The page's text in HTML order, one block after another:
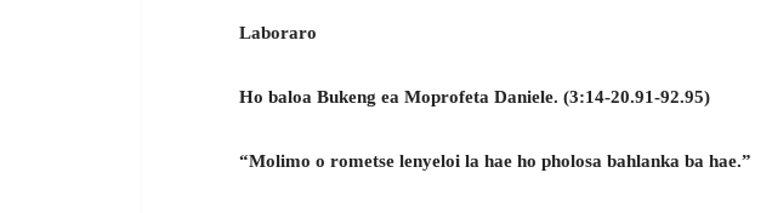
Laboraro
Ho baloa Bukeng ea Moprofeta Daniele. (3:14-20.91-92.95)
“Molimo o rometse lenyeloi la hae ho pholosa bahlanka ba hae.”